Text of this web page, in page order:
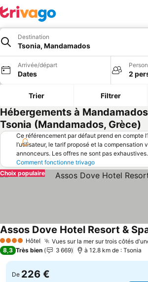
Destination
Tsonia, Mandamados
Arrivée/départ
Dates 2
Trier Filtrer
Hébergements à
Tsonia (Mandamados, Grèce)
Ce référencement par défaut prend en compte
l’utilisateur, le tarif proposé et la compensation
annonceurs. Les offres ne sont pas exhaustives.
Comment fonctionne trivago
Choix populaire
4 Étoiles Hôtel Vues sur la mer sur trois côtés
Assos Dove Hotel Resort &
8,3 Très bien 3 669 à 12.8 km de : Tsonia
De 226 €